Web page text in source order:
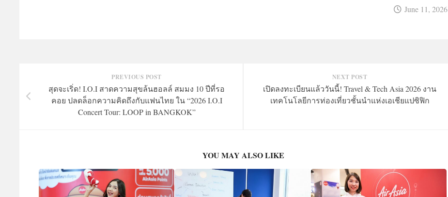
June 11, 2026
NEXT POST
เปิดลงทะเบียนแล้ววันนี้! Travel & Tech Asia 2026 งาน
เทคโนโลยีการท่องเที่ยวชั้นนำแห่งเอเชียแปซิฟิก
PREVIOUS POST
สุดจะเริ่ด! I.O.I สาดความสุขล้นฮอลล์ สมมง 10 ปีที่รอ
คอย ปลดล็อกความคิดถึงกับแฟนไทย ใน “2026 I.O.I
Concert Tour: LOOP in BANGKOK”
YOU MAY ALSO LIKE